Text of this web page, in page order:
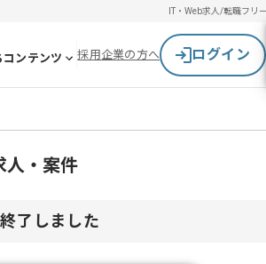
IT・Web求人/転職フリ
コンテンツ 採用企業の方へ ログイン
人・案件
了しました